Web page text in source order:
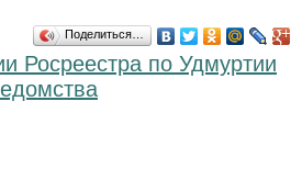
Поделиться…
Росреестра по Удмуртии